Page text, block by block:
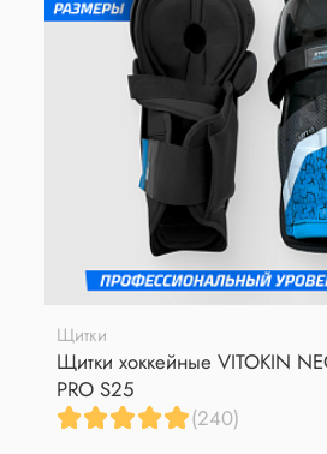
Щитки
Щитки хоккейные VITOKIN
PRO S25
(240)